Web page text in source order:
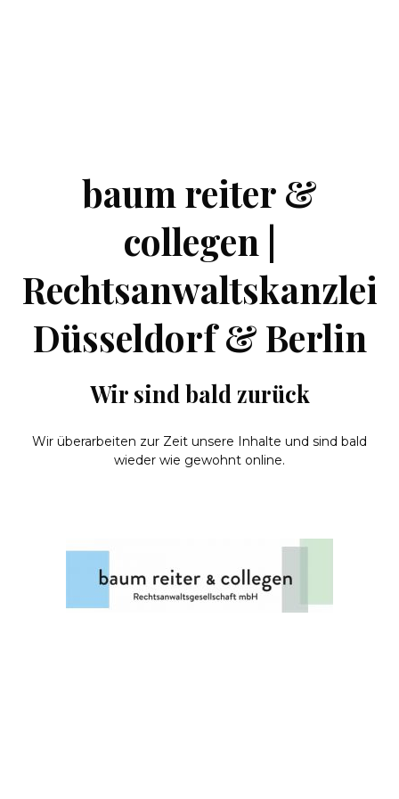
baum reiter &
collegen |
Rechtsanwaltskanzlei
Düsseldorf & Berlin
Wir sind bald zurück
Wir überarbeiten zur Zeit unsere Inhalte und sind bald
wieder wie gewohnt online.